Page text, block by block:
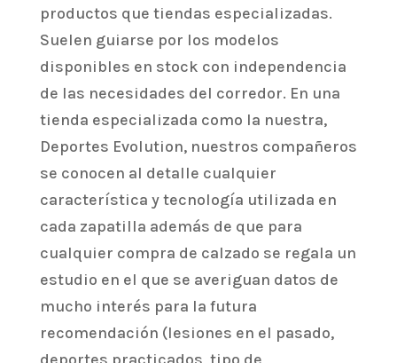
productos que tiendas especializadas.
Suelen guiarse por los modelos
disponibles en stock con independencia
de las necesidades del corredor. En una
tienda especializada como la nuestra,
Deportes Evolution, nuestros compañeros
se conocen al detalle cualquier
característica y tecnología utilizada en
cada zapatilla además de que para
cualquier compra de calzado se regala un
estudio en el que se averiguan datos de
mucho interés para la futura
recomendación (lesiones en el pasado,